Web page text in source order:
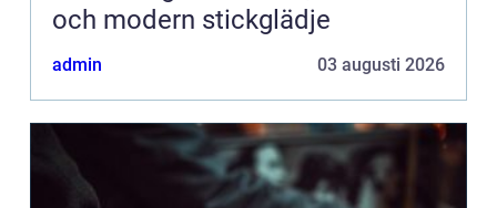
och modern stickglädje
admin 03 augusti 2026